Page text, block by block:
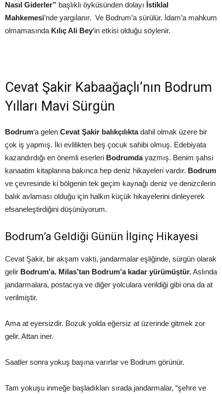
Nasıl Giderler” başlıklı öyküsünden dolayı İstiklal
Mahkemesi’nde yargılanır. Ve Bodrum’a sürülür. İdam’a mahkum
olmamasında Kılıç Ali Bey‘in etkisi olduğu söylenir.
Cevat Şakir Kabaağaçlı’nın Bodrum
Yılları Mavi Sürgün
Bodrum‘a gelen Cevat Şakir balıkçılıktadahil olmak üzere bir
çok iş yapmış. İki evlilikten beş çocuk sahibi olmuş. Edebiyata
kazandırdığı en önemli eserleri Bodrumdayazmış. Benim şahsi
kanaatim kitaplarına bakınca hep deniz hikayeleri vardır. Bodrum
ve çevresinde ki bölgenin tek geçim kaynağı deniz ve denizcilerin
balık avlaması olduğu için halkın küçük hikayelerini dinleyerek
efsaneleştirdiğini düşünüyorum.
Bodrum’a Geldiği Günün İlginç Hikayesi
Cevat Şakir, bir akşam vakti, jandarmalar eşliğinde, sürgün olarak
gelir Bodrum’a. Milas’tan Bodrum’a kadar yürümüştür.Aslında
jandarmalara, postacıya ve diğer yolculara verildiği gibi ona da at
verilmiştir.
Ama at eyersizdir. Bozuk yolda eğersiz at üzerinde gitmek zor
gelir. Attan iner.
Saatler sonra yokuş başına varırlar ve Bodrum görünür.
Tam yokuşu inmeğe başladıkları sırada jandarmalar, “şehre ve